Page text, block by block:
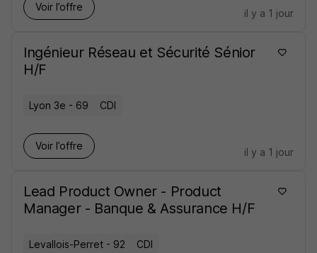
Voir l’offre
il y a 1 jour
Ingénieur Réseau et Sécurité Sénior
H/F
Lyon 3e - 69 CDI
Voir l’offre
il y a 1 jour
Lead Product Owner - Product
Manager - Banque & Assurance H/F
Levallois-Perret - 92 CDI